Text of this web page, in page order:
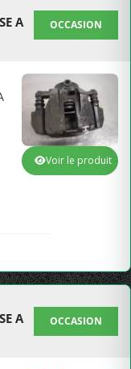
A
OCCASION
Voir le produit
A
OCCASION